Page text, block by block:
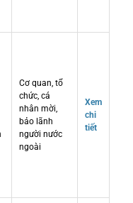
Cơ quan, tổ
chức, cá
nhân mời,
bảo lãnh
người nước
ngoài
Xem
chi
tiết